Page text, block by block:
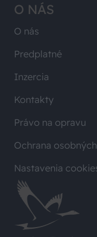
O NÁS
O nás
Predplatné
Inzercia
Kontakty
Právo na opravu
Ochrana
Nastavenia